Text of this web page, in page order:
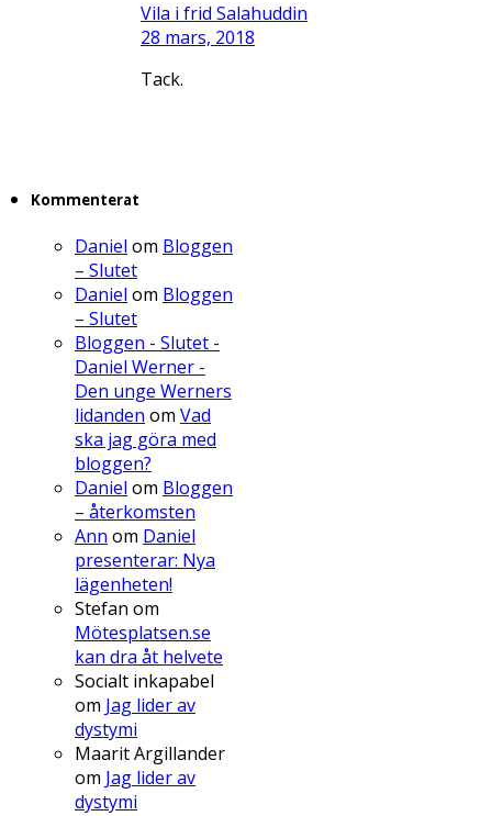
Vila i frid Salahuddin
28 mars, 2018
Tack.
Kommenterat
Daniel om Bloggen
– Slutet
Daniel om Bloggen
– Slutet
Bloggen - Slutet -
Daniel Werner -
Den unge Werners
lidanden om Vad
ska jag göra med
bloggen?
Daniel om Bloggen
– återkomsten
Ann om Daniel
presenterar: Nya
lägenheten!
Stefan om
Mötesplatsen.se
kan dra åt helvete
Socialt inkapabel
om Jag lider av
dystymi
Maarit Argillander
om Jag lider av
dystymi